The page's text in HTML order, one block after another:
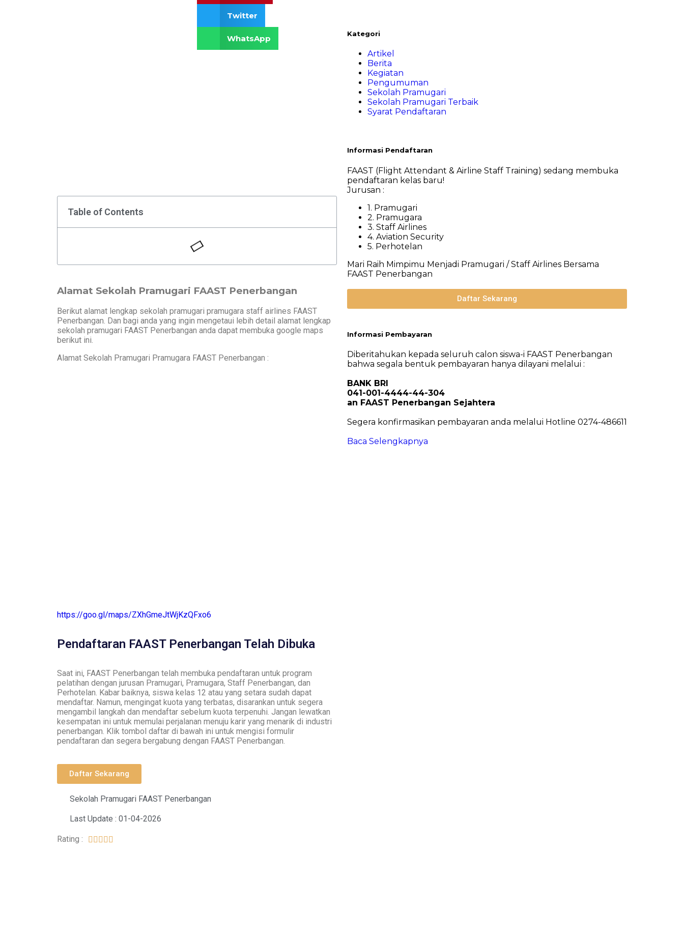
Twitter
WhatsApp
Table of Contents
Alamat Sekolah Pramugari FAAST Penerbangan
Berikut alamat lengkap sekolah pramugari pramugara staff airlines FAAST
Penerbangan. Dan bagi anda yang ingin mengetaui lebih detail alamat lengkap
sekolah pramugari FAAST Penerbangan anda dapat membuka google maps
berikut ini.
Alamat Sekolah Pramugari Pramugara FAAST Penerbangan :
https://goo.gl/maps/ZXhGmeJtWjKzQFxo6
Pendaftaran FAAST Penerbangan Telah Dibuka
Saat ini, FAAST Penerbangan telah membuka pendaftaran untuk program
pelatihan dengan jurusan Pramugari, Pramugara, Staff Penerbangan, dan
Perhotelan. Kabar baiknya, siswa kelas 12 atau yang setara sudah dapat
mendaftar. Namun, mengingat kuota yang terbatas, disarankan untuk segera
mengambil langkah dan mendaftar sebelum kuota terpenuhi. Jangan lewatkan
kesempatan ini untuk memulai perjalanan menuju karir yang menarik di industri
penerbangan. Klik tombol daftar di bawah ini untuk mengisi formulir
pendaftaran dan segera bergabung dengan FAAST Penerbangan.
Daftar Sekarang
Sekolah Pramugari FAAST Penerbangan
Last Update : 01-04-2026
Rating :     
Kategori
Artikel
Berita
Kegiatan
Pengumuman
Sekolah Pramugari
Sekolah Pramugari Terbaik
Syarat Pendaftaran
Informasi Pendaftaran
FAAST (Flight Attendant & Airline Staff Training) sedang membuka
pendaftaran kelas baru!
Jurusan :
1. Pramugari
2. Pramugara
3. Staff Airlines
4. Aviation Security
5. Perhotelan
Mari Raih Mimpimu Menjadi Pramugari / Staff Airlines Bersama
FAAST Penerbangan
Daftar Sekarang
Informasi Pembayaran
Diberitahukan kepada seluruh calon siswa-i FAAST Penerbangan
bahwa segala bentuk pembayaran hanya dilayani melalui :
BANK BRI
041-001-4444-44-304
an FAAST Penerbangan Sejahtera
Segera konfirmasikan pembayaran anda melalui Hotline 0274-486611
Baca Selengkapnya